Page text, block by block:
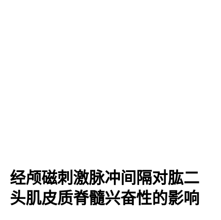
经颅磁刺激脉冲间隔对肱二
头肌皮质脊髓兴奋性的影响